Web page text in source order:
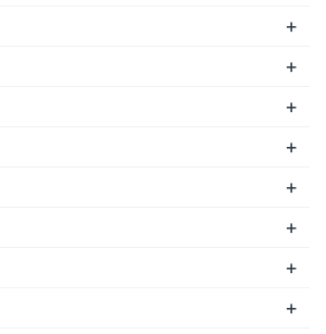
+
+
+
+
+
+
+
+